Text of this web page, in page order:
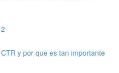
y por que es tan importante